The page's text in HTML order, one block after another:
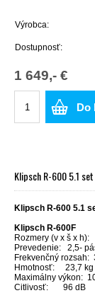
Výrobca:
Dostupnosť:
1 649,- €
Do
Klipsch R-600 5.1 set
Klipsch R-600 5.1
Klipsch R-600F
Rozmery (v x š x
Prevedenie: 2,5-
Frekvenčný rozsah:
Hmotnosť: 23,7 kg
Maximálny výkon:
Citlivosť: 96 dB